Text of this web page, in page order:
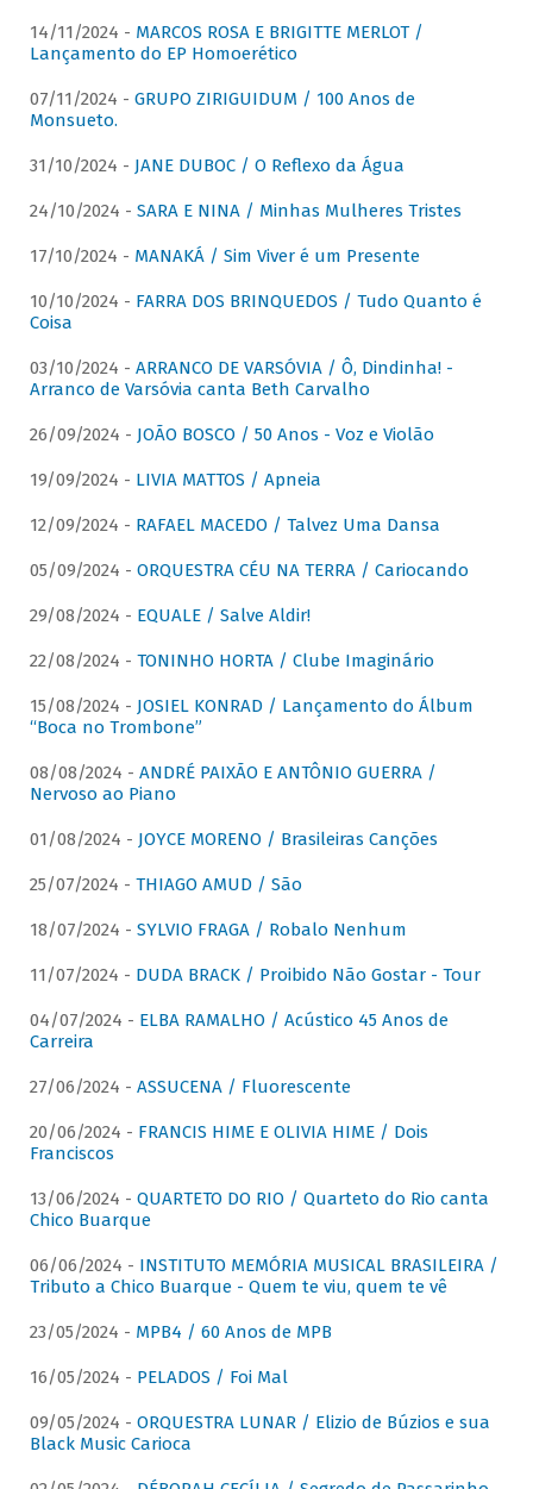
14/11/2024 - MARCOS ROSA E BRIGITTE MERLOT /
Lançamento do EP Homoerético
07/11/2024 - GRUPO ZIRIGUIDUM / 100 Anos de
Monsueto.
31/10/2024 - JANE DUBOC / O Reflexo da Água
24/10/2024 - SARA E NINA / Minhas Mulheres Tristes
17/10/2024 - MANAKÁ / Sim Viver é um Presente
10/10/2024 - FARRA DOS BRINQUEDOS / Tudo Quanto é
Coisa
03/10/2024 - ARRANCO DE VARSÓVIA / Ô, Dindinha! -
Arranco de Varsóvia canta Beth Carvalho
26/09/2024 - JOÃO BOSCO / 50 Anos - Voz e Violão
19/09/2024 - LIVIA MATTOS / Apneia
12/09/2024 - RAFAEL MACEDO / Talvez Uma Dansa
05/09/2024 - ORQUESTRA CÉU NA TERRA / Cariocando
29/08/2024 - EQUALE / Salve Aldir!
22/08/2024 - TONINHO HORTA / Clube Imaginário
15/08/2024 - JOSIEL KONRAD / Lançamento do Álbum
“Boca no Trombone”
08/08/2024 - ANDRÉ PAIXÃO E ANTÔNIO GUERRA /
Nervoso ao Piano
01/08/2024 - JOYCE MORENO / Brasileiras Canções
25/07/2024 - THIAGO AMUD / São
18/07/2024 - SYLVIO FRAGA / Robalo Nenhum
11/07/2024 - DUDA BRACK / Proibido Não Gostar - Tour
04/07/2024 - ELBA RAMALHO / Acústico 45 Anos de
Carreira
27/06/2024 - ASSUCENA / Fluorescente
20/06/2024 - FRANCIS HIME E OLIVIA HIME / Dois
Franciscos
13/06/2024 - QUARTETO DO RIO / Quarteto do Rio canta
Chico Buarque
06/06/2024 - INSTITUTO MEMÓRIA MUSICAL BRASILEIRA /
Tributo a Chico Buarque - Quem te viu, quem te vê
23/05/2024 - MPB4 / 60 Anos de MPB
16/05/2024 - PELADOS / Foi Mal
09/05/2024 - ORQUESTRA LUNAR / Elizio de Búzios e sua
Black Music Carioca